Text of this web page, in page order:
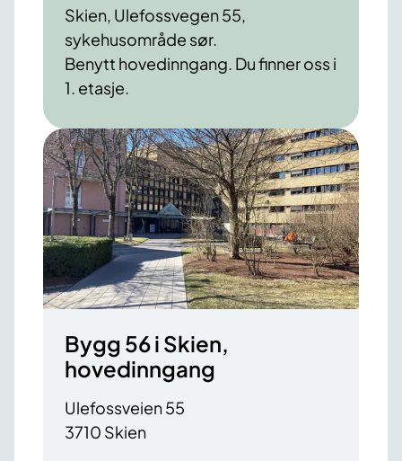
Skien, Ulefossvegen 55,
sykehusområde sør.
Benytt hovedinngang. Du finner oss i
1. etasje.
Bygg 56 i Skien,
hovedinngang
Ulefossveien 55
3710 Skien